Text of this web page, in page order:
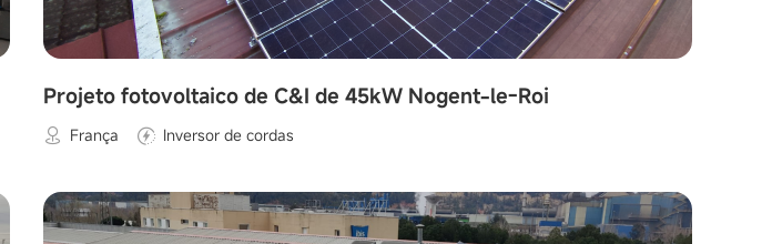
Projeto fotovoltaico de C&I de 45kW Nogent-le-Roi
França Inversor de cordas